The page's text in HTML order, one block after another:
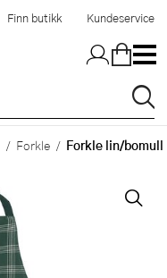
Finn butikk Kundeservice
Forkle Forkle lin/